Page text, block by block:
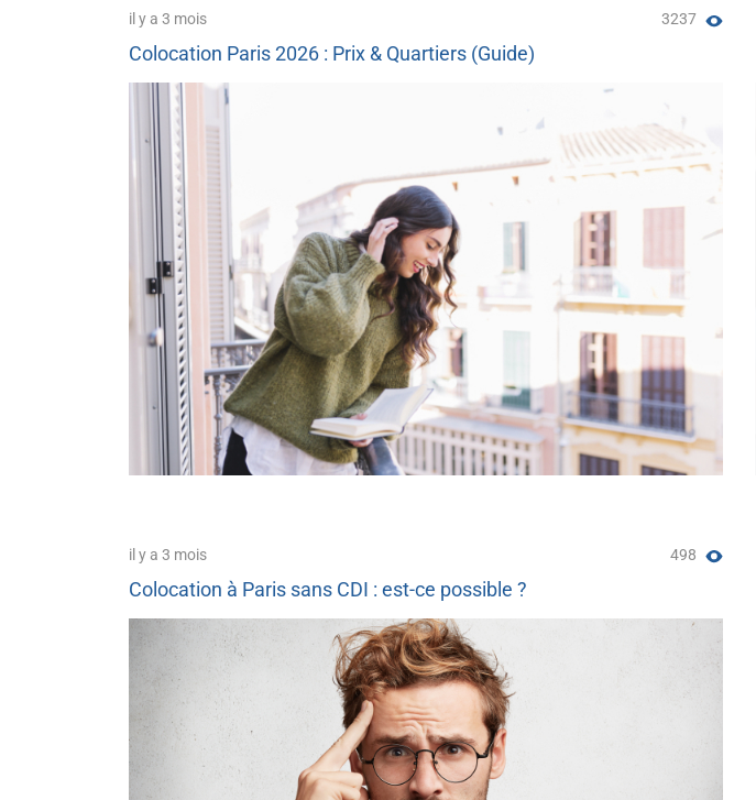
il y a 3 mois 3237
Colocation Paris 2026 : Prix & Quartiers (Guide)
il y a 3 mois 498
Colocation à Paris sans CDI : est-ce possible ?